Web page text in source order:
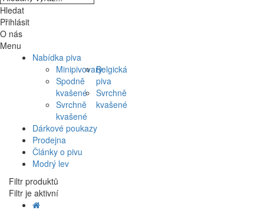
Hledat
Přihlásit
O nás
Menu
Nabídka piva
Minipivovary
Spodně
kvašené
Svrchně
kvašené
Belgická
piva
Svrchně
kvašené
Dárkové poukazy
Prodejna
Články o pivu
Modrý lev
Filtr produktů
Filtr je aktivní